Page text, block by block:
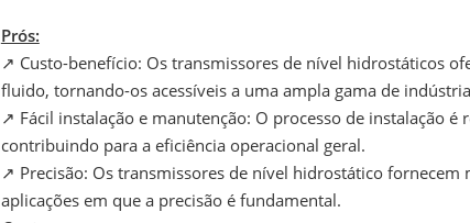
Prós:
↗ Custo-benefício: Os transmissores de nível hidrostáticos
fluido, tornando-os acessíveis a uma ampla gama de
↗ Fácil instalação e manutenção: O processo de instalação
contribuindo para a eficiência operacional geral.
↗ Precisão: Os transmissores de nível hidrostático
aplicações em que a precisão é fundamental.